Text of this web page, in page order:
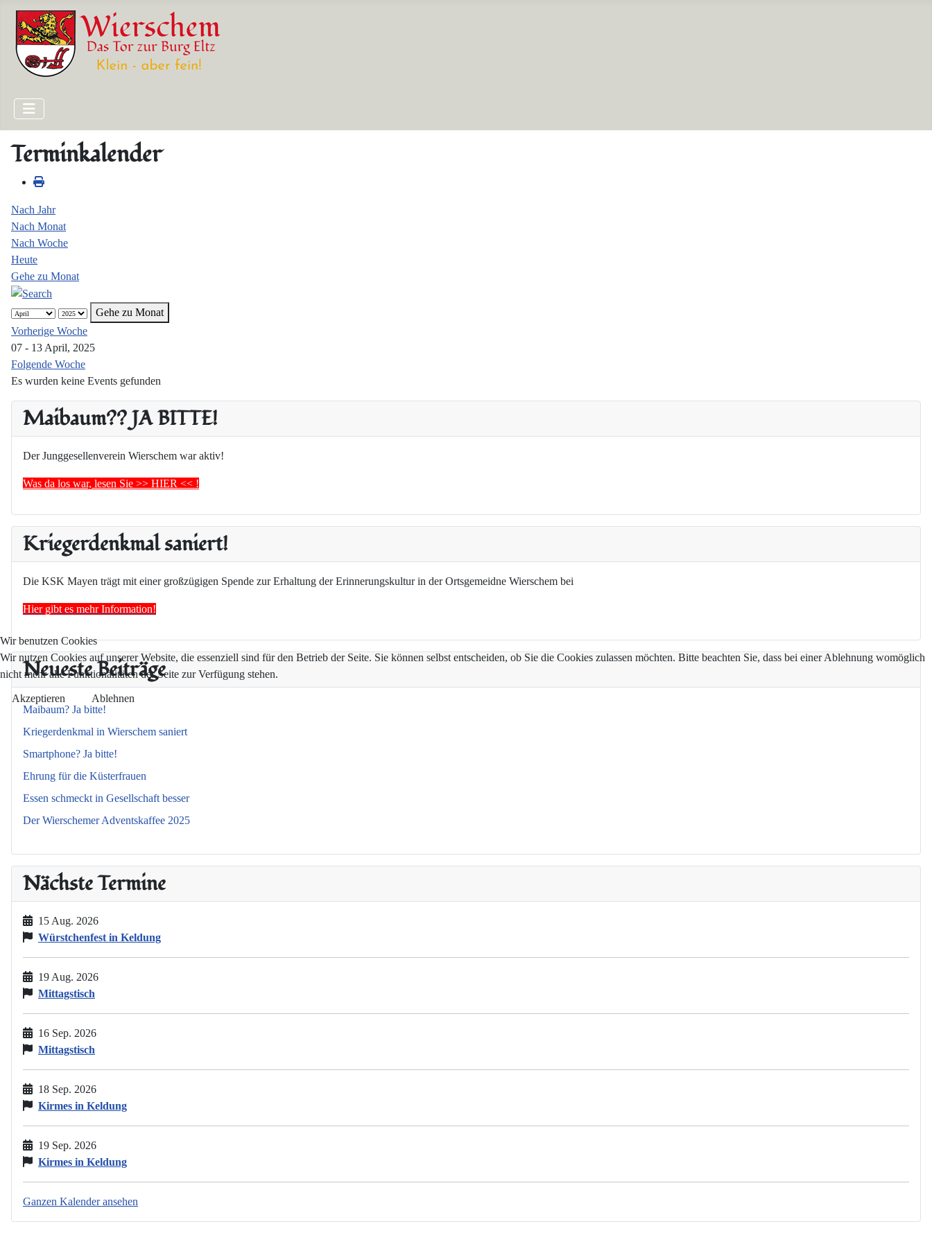
Maibaum?? JA BITTE!
Der Junggesellenverein Wierschem war aktiv!
Was da los war, lesen Sie >> HIER << !
Kriegerdenkmal saniert!
Die KSK Mayen trägt mit einer großzügigen Spende zur Erhaltung der Erinnerungskultur in der Ortsgemeidne Wierschem bei
Hier gibt es mehr Information!
Neueste Beiträge
Maibaum? Ja bitte!
Kriegerdenkmal in Wierschem saniert
Smartphone? Ja bitte!
Ehrung für die Küsterfrauen
Essen schmeckt in Gesellschaft besser
Der Wierschemer Adventskaffee 2025
Nächste Termine
15 Aug. 2026
Würstchenfest in Keldung
19 Aug. 2026
Mittagstisch
16 Sep. 2026
Mittagstisch
18 Sep. 2026
Kirmes in Keldung
19 Sep. 2026
Kirmes in Keldung
Ganzen Kalender ansehen
Terminkalender
Nach Jahr
Nach Monat
Nach Woche
Heute
Gehe zu Monat
Gehe zu Monat
Vorherige Woche
07 - 13 April, 2025
Folgende Woche
Es wurden keine Events gefunden
Wir benutzen Cookies
Wir nutzen Cookies auf unserer Website, die essenziell sind für den Betrieb der Seite. Sie können selbst entscheiden, ob Sie die Cookies zulassen möchten. Bitte beachten Sie, dass bei einer Ablehnung womöglich
nicht mehr alle Funktionalitäten der Seite zur Verfügung stehen.
Akzeptieren Ablehnen